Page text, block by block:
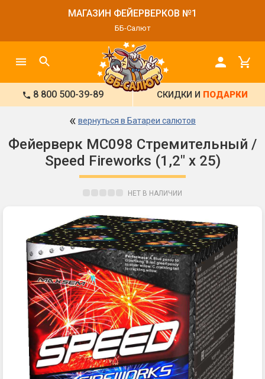
МАГАЗИН ФЕЙЕРВЕРКОВ №1
ББ-Салют
8 800 500-39-89 СКИДКИ И ПОДАРКИ
« вернуться в Батареи салютов
Фейерверк MC098 Стремительный /
Speed Fireworks (1,2" х 25)
НЕТ В НАЛИЧИИ